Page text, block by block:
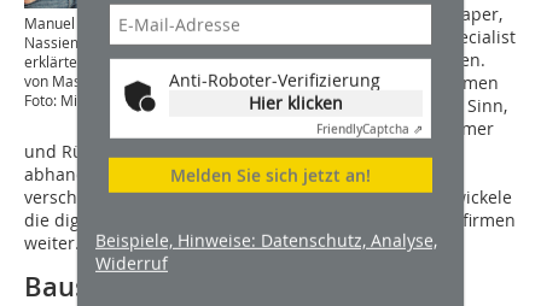
Manuel Kimanov (links) und
Nassiem Beyer von Syniotec
erklärten, wie die digitale Ortung
von Maschinen funktioniert
Foto: Michaela Podschun
berichtete Elena Schaper,
Senior Marketing Specialist
bei syniotec in Bremen.
„Auch bei kleinen Firmen
ergeben GPS-Tracker Sinn,
denn auch Bohrhämmer
und Rüttelplatten sind teuer und sollten nicht
abhandenkommen,“ erklärte sie. Syniotec bietet
verschiedene Monatstarife. Ein 40-köpfiges Team entwickele
die digitalen Tools in Zusammenarbeit mit Handwerksfirmen
weiter.
Bausoftware mit Ticket-System
Anti-Roboter-Verifizierung
Hier klicken
FriendlyCaptcha ⇗
Melden Sie sich jetzt an!
Beispiele, Hinweise: Datenschutz, Analyse,
Widerruf